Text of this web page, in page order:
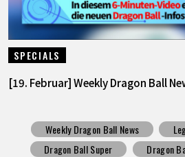
SPECIALS
[19. Februar] Weekly Dragon Ball
Weekly Dragon Ball News
Dragon Ball Super
Dragon